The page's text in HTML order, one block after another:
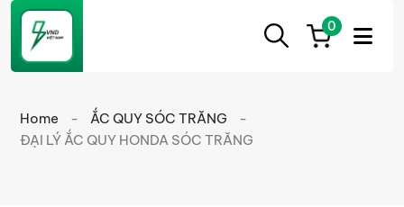
ẮC
CẦN
THƠ
Ắc
Cần
Thơ
0
Home - ẮC QUY SÓC TRĂNG
-
ĐẠI LÝ ẮC QUY HONDA SÓC TRĂNG